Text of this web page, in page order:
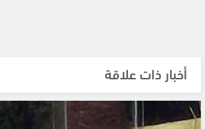
أخبار ذات علاقة